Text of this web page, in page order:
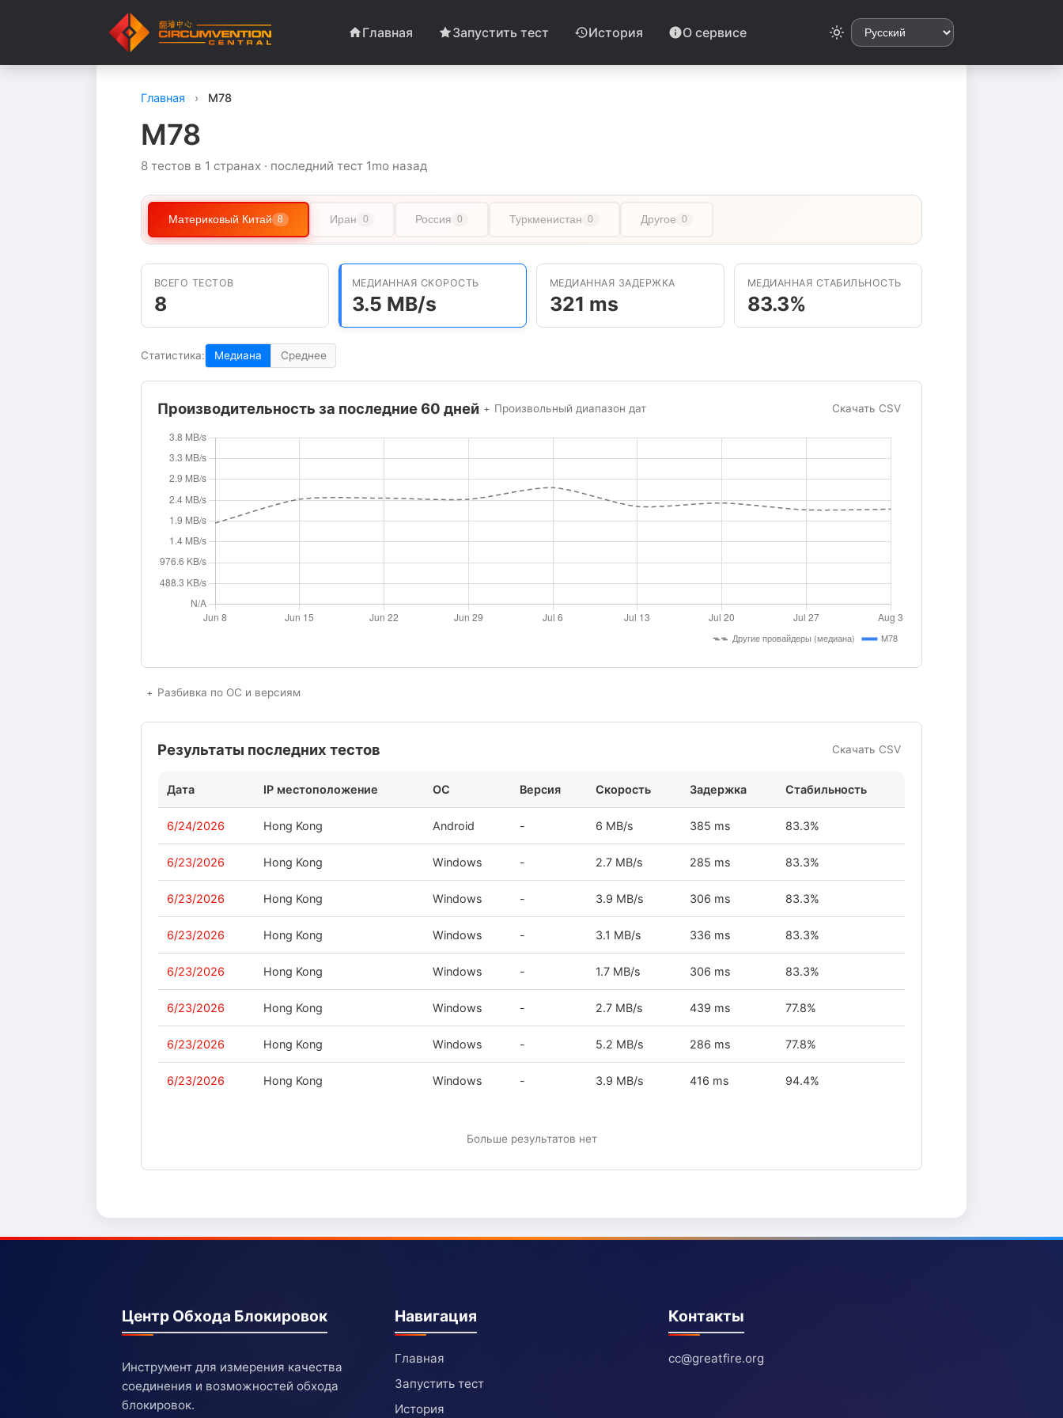
Главная Запустить тест История О сервисе
Главная › M78
M78
8 тестов в 1 странах · последний тест 1mo назад
Материковый Китай 8 Иран 0 Россия 0 Туркменистан 0 Другое 0
ВСЕГО ТЕСТОВ
8
МЕДИАННАЯ СКОРОСТЬ
3.5 MB/s
МЕДИАННАЯ ЗАДЕРЖКА
321 ms
МЕДИАННАЯ СТАБИЛЬНОСТЬ
83.3%
Статистика: Медиана Среднее
Производительность за последние 60 дней Произвольный диапазон дат Скачать CSV
Разбивка по ОС и версиям
Результаты последних тестов Скачать CSV
Дата IP местоположение ОС Версия Скорость Задержка Стабильность
6/24/2026 Hong Kong Android - 6 MB/s 385 ms 83.3%
6/23/2026 Hong Kong Windows - 2.7 MB/s 285 ms 83.3%
6/23/2026 Hong Kong Windows - 3.9 MB/s 306 ms 83.3%
6/23/2026 Hong Kong Windows - 3.1 MB/s 336 ms 83.3%
6/23/2026 Hong Kong Windows - 1.7 MB/s 306 ms 83.3%
6/23/2026 Hong Kong Windows - 2.7 MB/s 439 ms 77.8%
6/23/2026 Hong Kong Windows - 5.2 MB/s 286 ms 77.8%
6/23/2026 Hong Kong Windows - 3.9 MB/s 416 ms 94.4%
Больше результатов нет
Центр Обхода Блокировок
Инструмент для измерения качества
соединения и возможностей обхода
блокировок.
Навигация
Главная
Запустить тест
История
Контакты
cc@greatfire.org